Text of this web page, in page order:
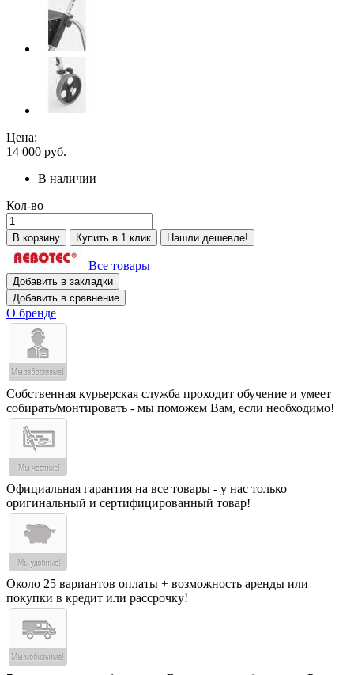
Цена:
14 000 руб.
В наличии
Кол-во
В корзину Купить в 1 клик Нашли дешевле!
Все товары
Добавить в закладки
Добавить в сравнение
О бренде
Собственная курьерская служба проходит обучение и умеет
собирать/монтировать - мы поможем Вам, если необходимо!
Официальная гарантия на все товары - у нас только
оригинальный и сертифицированный товар!
Около 25 вариантов оплаты + возможность аренды или
покупки в кредит или рассрочку!